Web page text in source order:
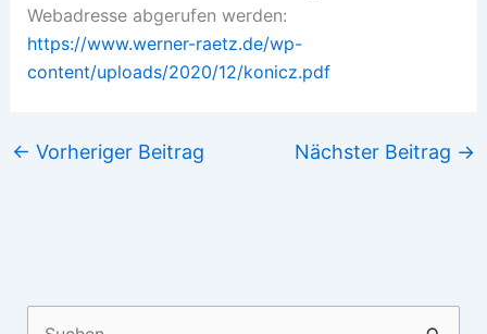
Webadresse abgerufen werden:
https://www.werner-raetz.de/wp-
content/uploads/2020/12/konicz.pdf
← Vorheriger Beitrag Nächster Beitrag →
Suchen